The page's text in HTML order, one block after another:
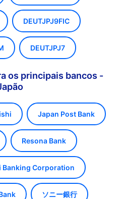
DEUTJPJ9FIC
DEUTJPJ7
os principais bancos -
Japan Post Bank
Resona Bank
Corporation
ソニー銀行